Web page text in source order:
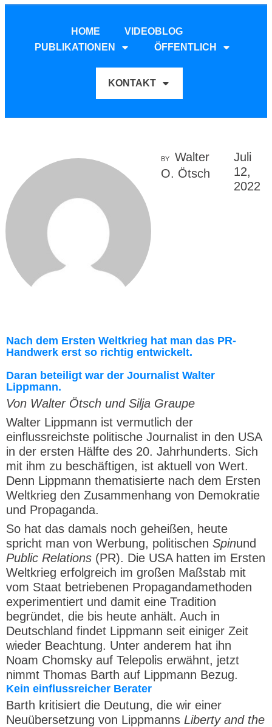
HOME
VIDEOBLOG
PUBLIKATIONEN
ÖFFENTLICH
KONTAKT
BY
Walter
O. Ötsch
Juli
12,
2022
Nach dem Ersten Weltkrieg hat man das PR-
Handwerk erst so richtig entwickelt.
Daran beteiligt war der Journalist Walter
Lippmann.
Von Walter Ötsch und Silja Graupe
Walter Lippmann ist vermutlich der
einflussreichste politische Journalist in den USA
in der ersten Hälfte des 20. Jahrhunderts. Sich
mit ihm zu beschäftigen, ist aktuell von Wert.
Denn Lippmann thematisierte nach dem Ersten
Weltkrieg den Zusammenhang von Demokratie
und Propaganda.
So hat das damals noch geheißen, heute
spricht man von Werbung, politischen Spinund
Public Relations (PR). Die USA hatten im Ersten
Weltkrieg erfolgreich im großen Maßstab mit
vom Staat betriebenen Propagandamethoden
experimentiert und damit eine Tradition
begründet, die bis heute anhält. Auch in
Deutschland findet Lippmann seit einiger Zeit
wieder Beachtung. Unter anderem hat ihn
Noam Chomsky auf Telepolis erwähnt, jetzt
nimmt Thomas Barth auf Lippmann Bezug.
Kein einflussreicher Berater
Barth kritisiert die Deutung, die wir einer
Neuübersetzung von Lippmanns Liberty and the